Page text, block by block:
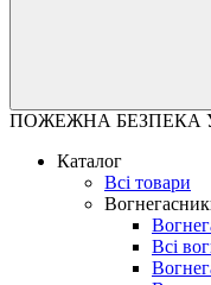
ПОЖЕЖНА БЕЗПЕКА
Каталог
Всі товари
Всі